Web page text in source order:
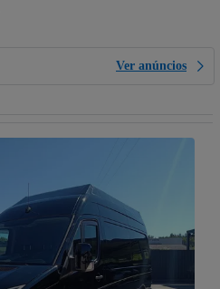
Ver anúncios